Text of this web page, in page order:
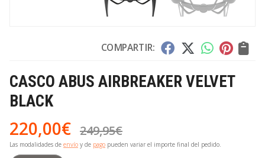
COMPARTIR:
CASCO ABUS AIRBREAKER VELVET
BLACK
220,00€ 249,95€
Las modalidades de envío y de pago pueden variar el importe final del pedido.